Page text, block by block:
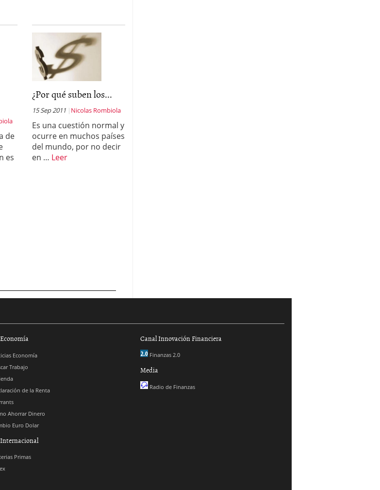
de
es
¿Por qué suben los...
15 Sep 2011 Nicolas Rombiola
Es una cuestión normal y
ocurre en muchos países
del mundo, por no decir
en … Leer
Economía
Trabajo
de la Renta
Ahorrar Dinero
Euro Dolar
Primas
Canal Innovación Financiera
Finanzas 2.0
Media
Radio de Finanzas